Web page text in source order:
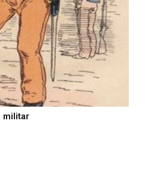
page-publicaciones.php
militar